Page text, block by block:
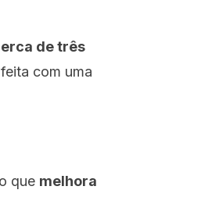
de três
com uma
que melhora